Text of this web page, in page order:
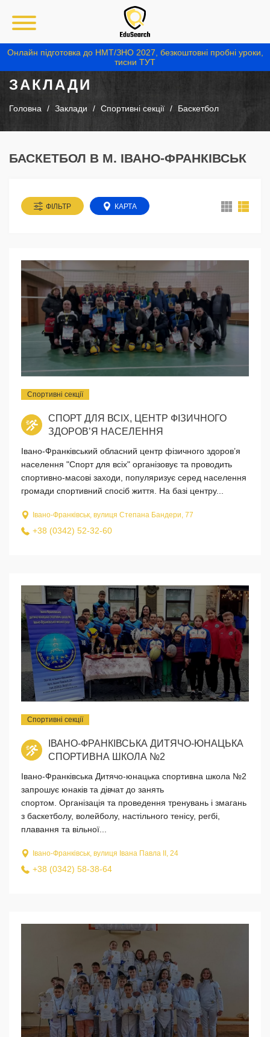
Онлайн підготовка до НМТ/ЗНО 2027, безкоштовні пробні уроки,
тисни ТУТ
ЗАКЛАДИ
Головна Заклади Спортивні секції Баскетбол
БАСКЕТБОЛ В М. ІВАНО-ФРАНКІВСЬК
ФІЛЬТР КАРТА
Спортивні секції
СПОРТ ДЛЯ ВСІХ, ЦЕНТР ФІЗИЧНОГО
ЗДОРОВ’Я НАСЕЛЕННЯ
Івано-Франківський обласний центр фізичного здоров’я
населення "Спорт для всіх" організовує та проводить
спортивно-масові заходи, популяризує серед населення
громади спортивний спосіб життя. На базі центру...
Івано-Франківськ, вулиця Степана Бандери, 77
+38 (0342) 52-32-60
Спортивні секції
ІВАНО-ФРАНКІВСЬКА ДИТЯЧО-ЮНАЦЬКА
СПОРТИВНА ШКОЛА №2
Івано-Франківська Дитячо-юнацька спортивна школа №2
запрошує юнаків та дівчат до занять
спортом. Організація та проведення тренувань і змагань
з баскетболу, волейболу, настільного тенісу, регбі,
плавання та вільної...
Івано-Франківськ, вулиця Івана Павла ІІ, 24
+38 (0342) 58-38-64